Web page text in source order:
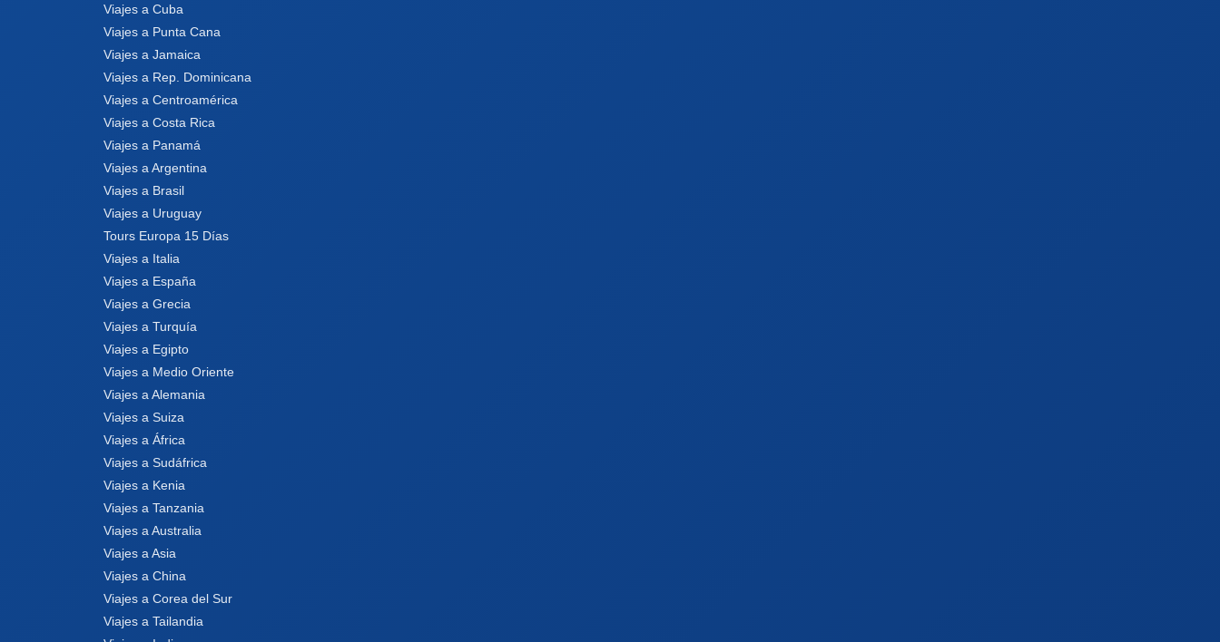
Viajes a Cuba
Viajes a Punta Cana
Viajes a Jamaica
Viajes a Rep. Dominicana
Viajes a Centroamérica
Viajes a Costa Rica
Viajes a Panamá
Viajes a Argentina
Viajes a Brasil
Viajes a Uruguay
Tours Europa 15 Días
Viajes a Italia
Viajes a España
Viajes a Grecia
Viajes a Turquía
Viajes a Egipto
Viajes a Medio Oriente
Viajes a Alemania
Viajes a Suiza
Viajes a África
Viajes a Sudáfrica
Viajes a Kenia
Viajes a Tanzania
Viajes a Australia
Viajes a Asia
Viajes a China
Viajes a Corea del Sur
Viajes a Tailandia